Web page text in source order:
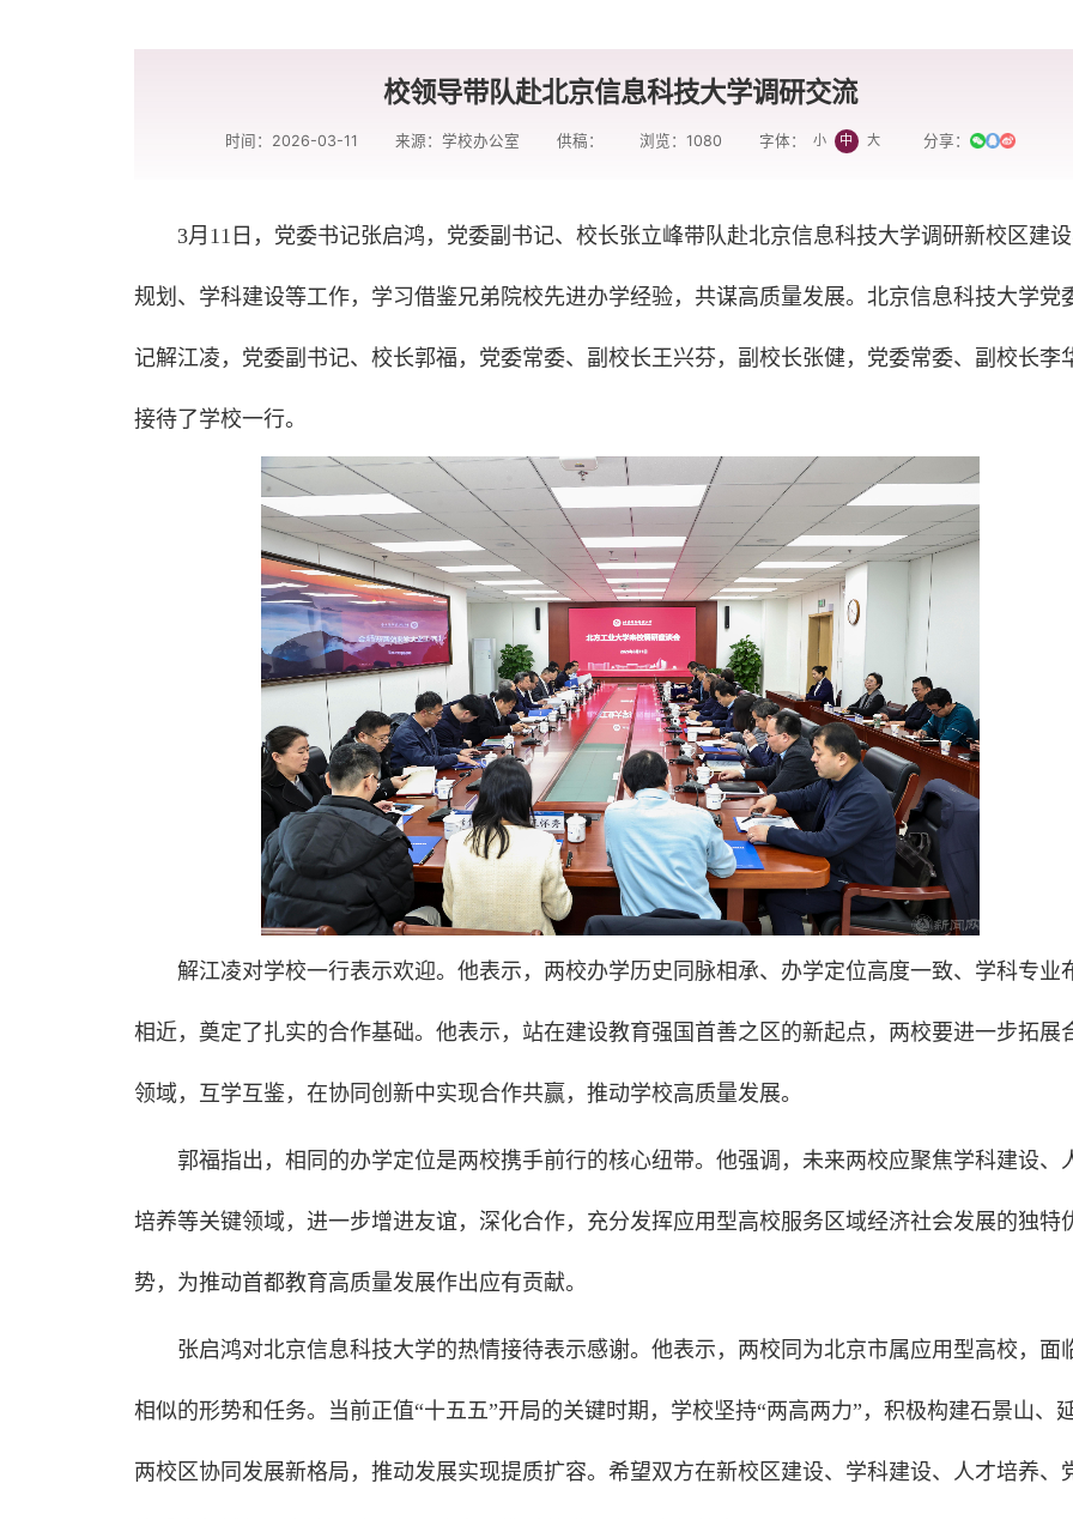
校领导带队赴北京信息科技大学调研交流
时间：2026-03-11 来源：学校办公室 供稿： 浏览：1080 字体： 小 中 大 分享：
3月11日，党委书记张启鸿，党委副书记、校长张立峰带队赴北京信息科技大学调研新校区建
规划、学科建设等工作，学习借鉴兄弟院校先进办学经验，共谋高质量发展。北京信息科技大学党
记解江凌，党委副书记、校长郭福，党委常委、副校长王兴芬，副校长张健，党委常委、副校长李
接待了学校一行。
解江凌对学校一行表示欢迎。他表示，两校办学历史 同脉相承、 办学定位高度一致、学科专业
相近，奠定了扎实的合作基础。他表示，站在建设教育强国首善之区的新起点，两校要进一步拓展
领域，互学互鉴，在协同创新中实现合作共赢，推动学校高质量发展。
郭福指出，相同的办学定位是两校携手前行的核心纽带。他强调，未来两校应聚焦学科建设、
培养等关键领域，进一步增进友谊，深化合作，充分发挥应用型高校服务区域经济社会发展的独特
势，为推动首都教育高质量发展作出应有贡献。
张启鸿对北京信息科技大学的热情接待表示感谢。他表示，两校同为北京市属应用型高校，面
相似的形势和任务。当前正值“十五五”开局的关键时期，学校坚持“两高两力”，积极构建石景山、
两校区协同发展新格局，推动发展实现提质扩容。希望双方在新校区建设、学科建设、人才培养、